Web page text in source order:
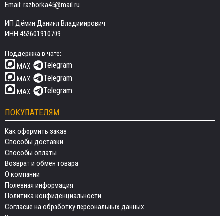
Email: razborka45@mail.ru
ИП Дёмин Даниил Владимирович
ИНН 452601910709
Поддержка в чате:
MAX
Telegram
MAX Telegram
MAX Telegram
ПОКУПАТЕЛЯМ
Как оформить заказ
Способы доставки
Способы оплаты
Возврат и обмен товара
О компании
Полезная информация
Политика конфиденциальности
Согласие на обработку персональных данных